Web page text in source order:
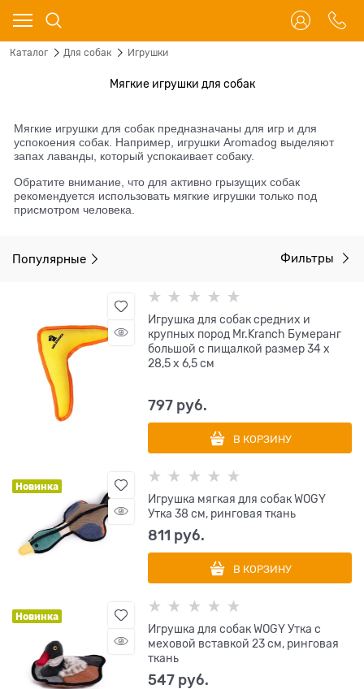
Каталог Для собак Игрушки
Мягкие игрушки для собак
Мягкие игрушки для собак предназначаны для игр и для
успокоения собак. Например, игрушки Aromadog выделяют
запах лаванды, который успокаивает собаку.
Обратите внимание, что для активно грызущих собак
рекомендуется использовать мягкие игрушки только под
присмотром человека.
Популярные Фильтры
Игрушка для собак средних и
крупных пород Mr.Kranch Бумеранг
большой с пищалкой размер 34 х
28,5 х 6,5 см
797 руб.
В КОРЗИНУ
Новинка
Игрушка мягкая для собак WOGY
Утка 38 см, ринговая ткань
811 руб.
В КОРЗИНУ
Новинка
Игрушка для собак WOGY Утка с
меховой вставкой 23 см, ринговая
ткань
547 руб.